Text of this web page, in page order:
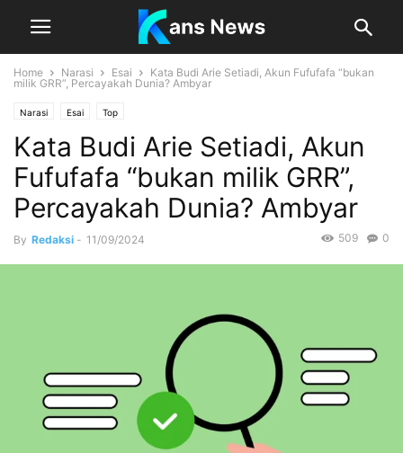
Home Narasi Esai
Kata Budi Arie Setiadi, Akun Fufufafa “bukan
milik GRR”, Percayakah Dunia? Ambyar
Narasi Esai Top
Kata Budi Arie Setiadi, Akun
Fufufafa “bukan milik GRR”,
Percayakah Dunia? Ambyar
By Redaksi - 11/09/2024 0
509